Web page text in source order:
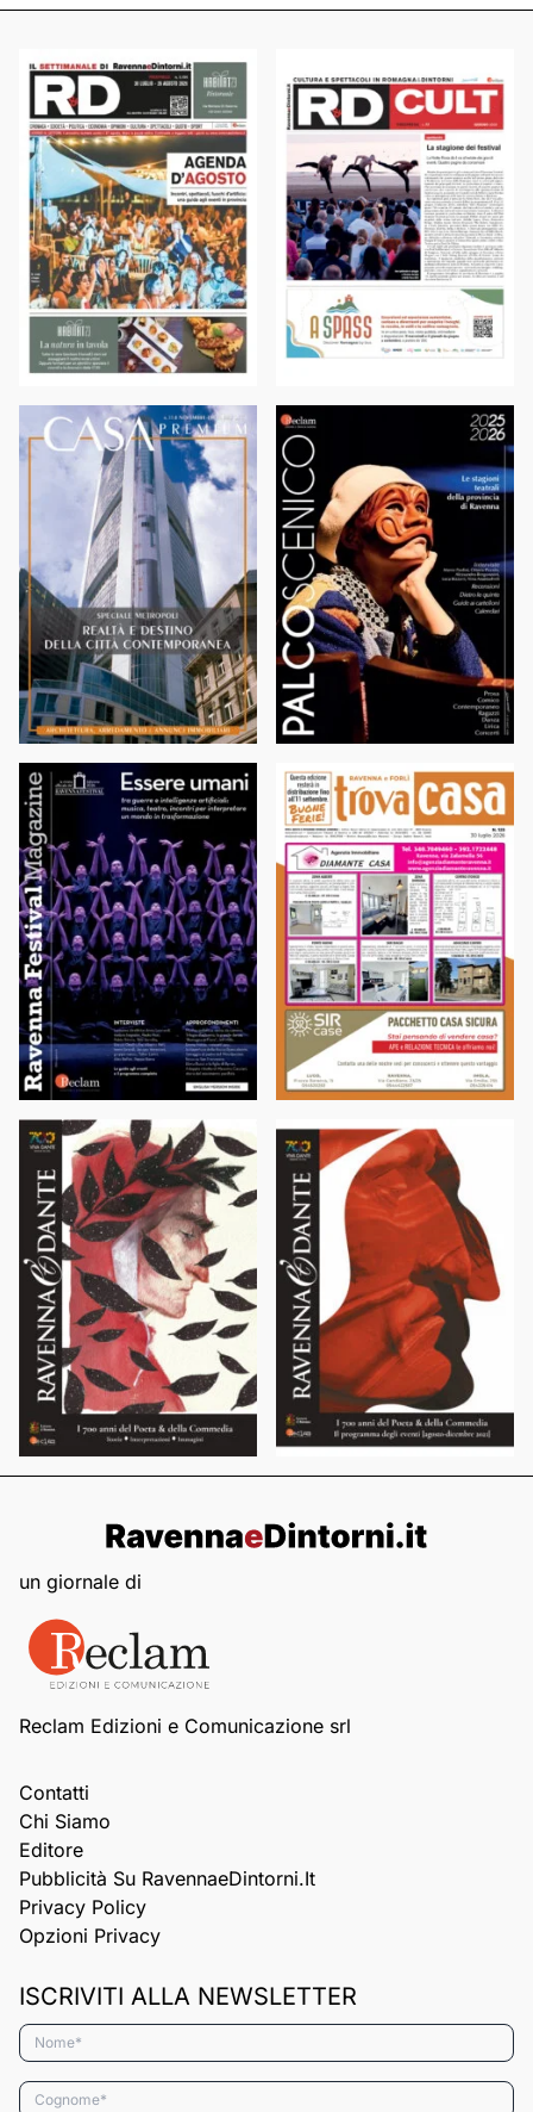
un giornale di
Reclam Edizioni e Comunicazione srl
Contatti
Chi Siamo
Editore
Pubblicità Su RavennaeDintorni.it
Privacy Policy
Opzioni Privacy
ISCRIVITI ALLA NEWSLETTER
Nome*
Cognome*